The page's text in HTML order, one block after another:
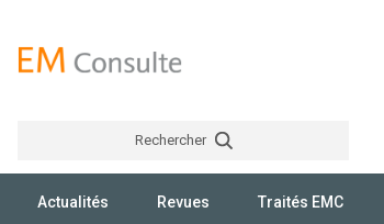
Rechercher
Actualités Revues Traités EMC